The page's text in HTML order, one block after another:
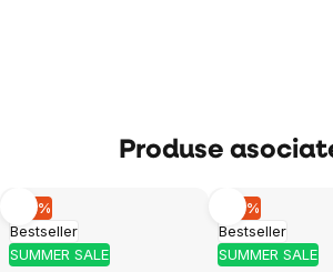
Produse
Bestseller
SUMMER SALE
–10 %
Bestseller
SUMMER SALE
–10 %